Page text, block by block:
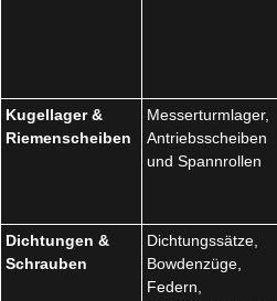
Kugellager &
Riemenscheiben
Messerturmlager,
Antriebsscheiben
und Spannrollen
Dichtungen &
Schrauben
Dichtungssätze,
Bowdenzüge,
Federn,